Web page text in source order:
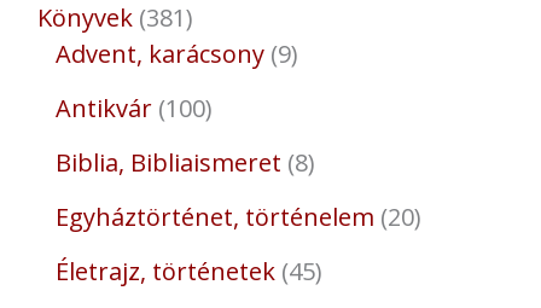
Könyvek 381
Advent, karácsony 9
Antikvár 100
Biblia, Bibliaismeret 8
Egyháztörténet, történelem 20
Életrajz, történetek 45